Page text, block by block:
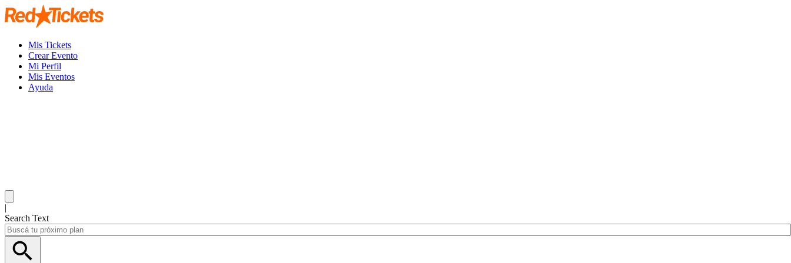
Mis Tickets
Crear Evento
Mi Perfil
Mis Eventos
Ayuda
|
Search Text